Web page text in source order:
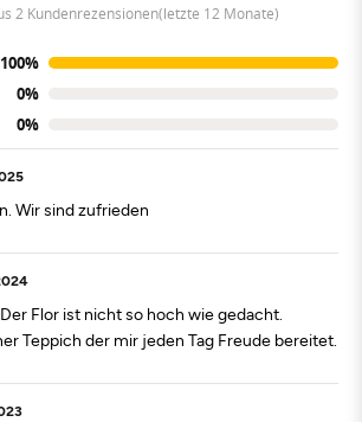
2 Kundenrezensionen(letzte 12 Monate)
100%
0%
0%
Wir sind zufrieden
Flor ist nicht so hoch wie gedacht.
Teppich der mir jeden Tag Freude bereitet.